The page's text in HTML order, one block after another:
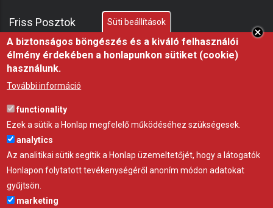
Friss Posztok
Miért fontos a fóliasátor árnyékolása nyáron?
alapfeltétele, professzionális árnyékoló háló a
Gravettitől
Startrac kistraktor – a telepi munka új alapgépe
Süti beállítások
A biztonságos böngészés és a kiváló felhasználói
élmény érdekében a honlapunkon sütiket (cookie)
használunk.
További információ
functionality
Ezek a sütik a Honlap megfelelő működéséhez szükségesek.
analytics
Az analitikai sütik segítik a Honlap üzemeltetőjét, hogy a látogatók
Honlapon folytatott tevékenységéről anoním módon adatokat
gyűjtsön.
marketing